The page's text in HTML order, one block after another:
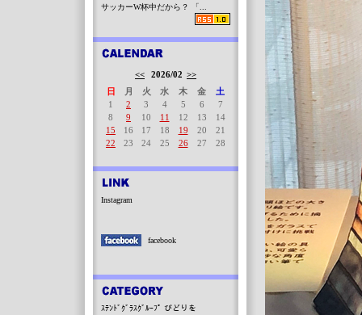
サッカーW杯中だから？ 「...
<< 2026/02 >>
日
月 火 水 木 金
土
1
2 3 4 5 6
7
8
9 10 11 12 13
14
15
16 17 18 19 20
21
22
23 24 25 26 27 28
Instagram
facebook
ｽﾃﾝﾄﾞｸﾞﾗｽｸﾞﾙｰﾌﾟ びどりを